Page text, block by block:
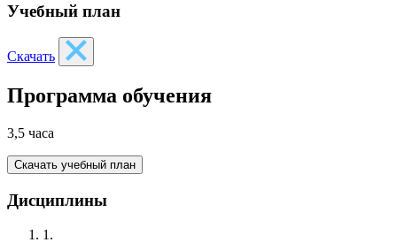
Учебный план
Скачать
Программа обучения
3,5 часа
Скачать учебный план
Дисциплины
1.